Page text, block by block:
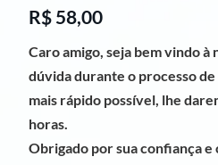
R$ 58,00
Caro amigo, seja bem vindo
dúvida durante o processo
mais rápido possível, lhe
horas.
Obrigado por sua confiança